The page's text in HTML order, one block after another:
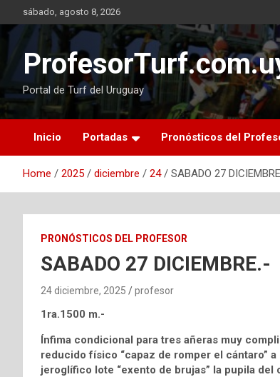
to
content
sábado, agosto 8, 2026
Portal de Turf del Uruguay
Inicio Portadas Pronósticos del
Home 2025 diciembre 24 SABADO 27
PRONÓSTICOS DEL PROFESOR
SABADO 27 DICIEMBRE.-
24 diciembre, 2025 profesor
1ra.1500 m.-
Ínfima condicional para tres añeras muy
reducido físico “capaz de romper el cántaro”
jeroglífico lote “exento de brujas” la pupila